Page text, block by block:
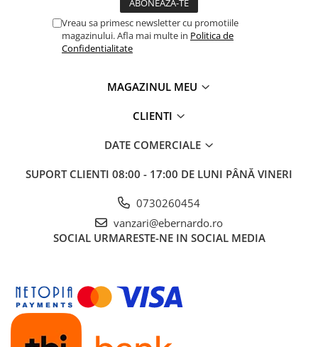
Masini de filetat
Masini pneumatice de filetat
Universale de strung si accesorii
Falci pentru 3 bacuri PS3/ PO3
Falci pentru 4 bacuri PS4/ PO4
Fălcile pentru 4-bacuri DK12
Mandrine independente
Mandrină cu 3 fălci din fontă
Mandrină cu 3 fălci din otel
Vreau sa primesc newsletter cu promotiile
magazinului. Afla mai multe in Politica de
Confidentialitate
MAGAZINUL MEU
CLIENTI
DATE COMERCIALE
SUPORT CLIENTI 08:00 - 17:00 DE LUNI PÂNĂ VINERI
0730260454
vanzari@ebernardo.ro
SOCIAL URMARESTE-NE IN SOCIAL MEDIA